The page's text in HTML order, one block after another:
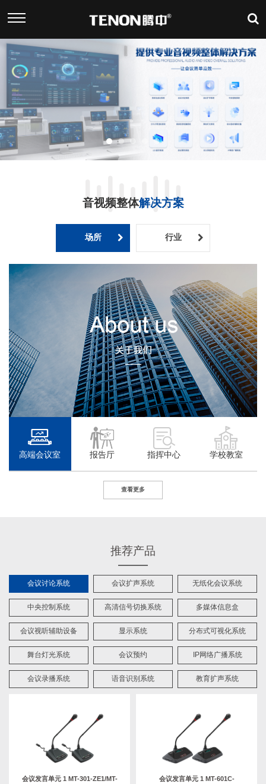
音视频整体解决方案
场所 行业
高端会议室 报告厅 指挥中心 学校教室
查看更多
推荐产品
会议讨论系统 会议扩声系统 无纸化会议系统
中央控制系统 高清信号切换系统 多媒体信息盒
会议视听辅助设备 显示系统 分布式可视化系统
舞台灯光系统 会议预约 IP网络广播系统
会议录播系统 语音识别系统 教育扩声系统
会议发言单元 1 MT-301-ZE1/MT-
会议发言单元 1 MT-601C-